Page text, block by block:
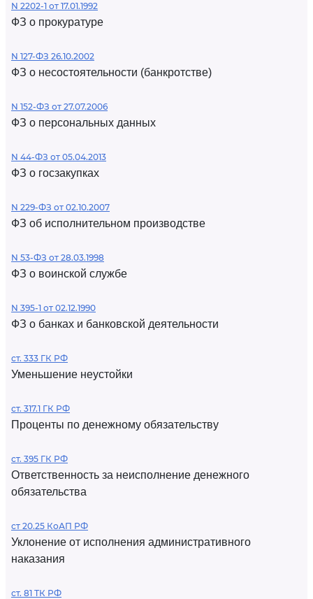
N 2202-1 от 17.01.1992
ФЗ о прокуратуре
N 127-ФЗ 26.10.2002
ФЗ о несостоятельности (банкротстве)
N 152-ФЗ от 27.07.2006
ФЗ о персональных данных
N 44-ФЗ от 05.04.2013
ФЗ о госзакупках
N 229-ФЗ от 02.10.2007
ФЗ об исполнительном производстве
N 53-ФЗ от 28.03.1998
ФЗ о воинской службе
N 395-1 от 02.12.1990
ФЗ о банках и банковской деятельности
ст. 333 ГК РФ
Уменьшение неустойки
ст. 317.1 ГК РФ
Проценты по денежному обязательству
ст. 395 ГК РФ
Ответственность за неисполнение денежного
обязательства
ст 20.25 КоАП РФ
Уклонение от исполнения административного
наказания
ст. 81 ТК РФ